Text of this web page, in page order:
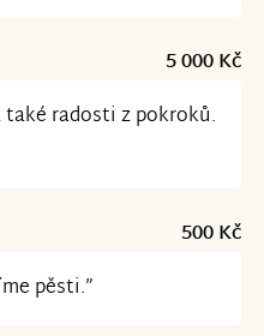
5 000 Kč
radosti z pokroků.
500 Kč
pěsti.”